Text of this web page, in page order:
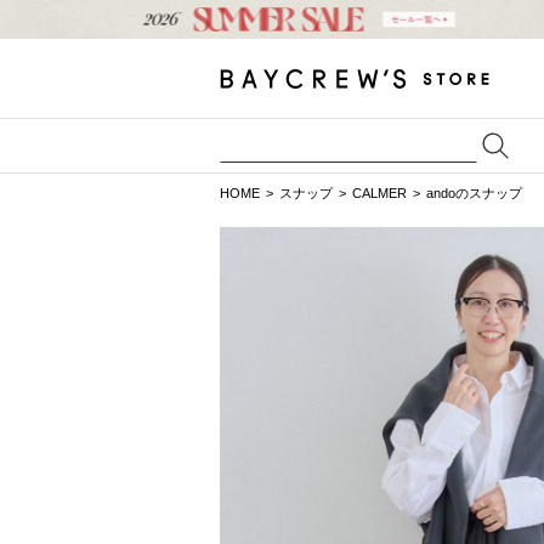
HOME スナップ CALMER andoのスナップ